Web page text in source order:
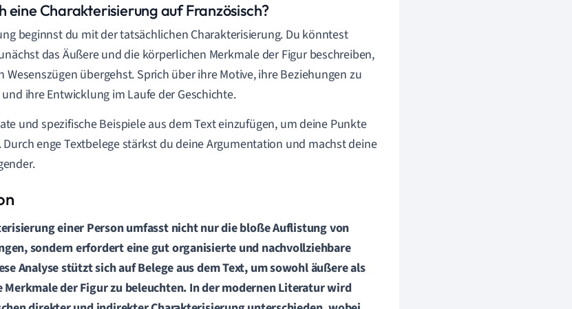
eine Charakterisierung auf Französisch?
beginnst du mit der tatsächlichen Charakterisierung. Du könntest
das Äußere und die körperlichen Merkmale der Figur beschreiben,
Wesenszügen übergehst. Sprich über ihre Motive, ihre Beziehungen zu
ihre Entwicklung im Laufe der Geschichte.
und spezifische Beispiele aus dem Text einzufügen, um deine Punkte
enge Textbelege stärkst du deine Argumentation und machst deine
einer Person umfasst nicht nur die bloße Auflistung von
sondern erfordert eine gut organisierte und nachvollziehbare
Analyse stützt sich aufBelegeaus dem Text, um sowohl äußere als
Merkmale der Figur zu beleuchten. In der modernen Literatur wird